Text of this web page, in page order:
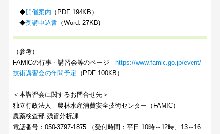
◆開催案内 （PDF:194KB）
◆受講申込書 （Word: 27KB)
（参考）
FAMICの行事・講習会等のページ
https://www.famic.go.jp/event/
技術講習会の年間予定 （PDF:100KB）
＜本講習会に関するお問合せ先＞
独立行政法人 農林水産消費安全技術センター（FAMIC）
農薬検査部 残留分析課
電話番号：050-3797-1875 （受付時間：平日 10時～12時、13～16